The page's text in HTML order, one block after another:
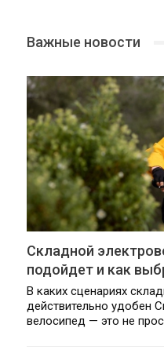
Важные новости
Складной
подойдет и как
В каких сценариях
действительно удобен
велосипед — это не